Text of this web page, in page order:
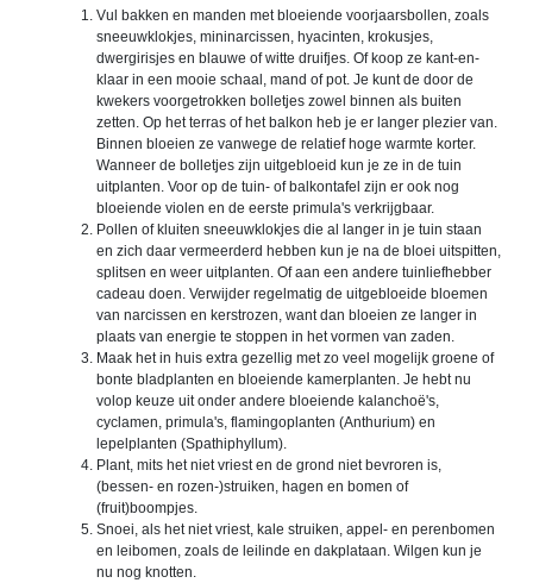
Vul bakken en manden met bloeiende voorjaarsbollen, zoals
sneeuwklokjes, mininarcissen, hyacinten, krokusjes,
dwergirisjes en blauwe of witte druifjes. Of koop ze kant-en-
klaar in een mooie schaal, mand of pot. Je kunt de door de
kwekers voorgetrokken bolletjes zowel binnen als buiten
zetten. Op het terras of het balkon heb je er langer plezier van.
Binnen bloeien ze vanwege de relatief hoge warmte korter.
Wanneer de bolletjes zijn uitgebloeid kun je ze in de tuin
uitplanten. Voor op de tuin- of balkontafel zijn er ook nog
bloeiende violen en de eerste primula's verkrijgbaar.
Pollen of kluiten sneeuwklokjes die al langer in je tuin staan
en zich daar vermeerderd hebben kun je na de bloei uitspitten,
splitsen en weer uitplanten. Of aan een andere tuinliefhebber
cadeau doen. Verwijder regelmatig de uitgebloeide bloemen
van narcissen en kerstrozen, want dan bloeien ze langer in
plaats van energie te stoppen in het vormen van zaden.
Maak het in huis extra gezellig met zo veel mogelijk groene of
bonte bladplanten en bloeiende kamerplanten. Je hebt nu
volop keuze uit onder andere bloeiende kalanchoë's,
cyclamen, primula's, flamingoplanten (Anthurium) en
lepelplanten (Spathiphyllum).
Plant, mits het niet vriest en de grond niet bevroren is,
(bessen- en rozen-)struiken, hagen en bomen of
(fruit)boompjes.
Snoei, als het niet vriest, kale struiken, appel- en perenbomen
en leibomen, zoals de leilinde en dakplataan. Wilgen kun je
nu nog knotten.